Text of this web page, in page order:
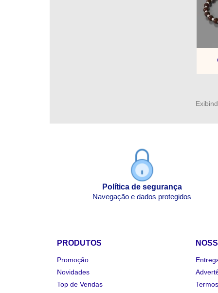
Política de segurança
Navegação e dados protegidos
PRODUTOS
Promoção
Novidades
Top de Vendas